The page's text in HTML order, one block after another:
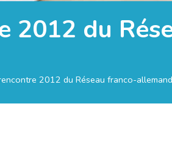
2012 du
2012 du Réseau franco-